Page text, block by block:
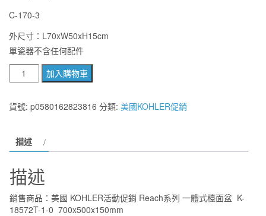
C-170-3
外尺寸：L70xW50xH15cm
單瓷器不含任何配件
【麗
室
衛
浴】
國
活
動
促
加入購物車
貨號: p0580162823816 分類: 美國KOHLER促銷
描述
描述
銷售商品：美國 KOHLER活動促銷 Reach系列 一體式檯面盆 K-
18572T-1-0 700x500x150mm